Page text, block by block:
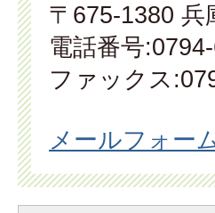
〒675-1380 兵
電話番号
ファックス
メールフォー